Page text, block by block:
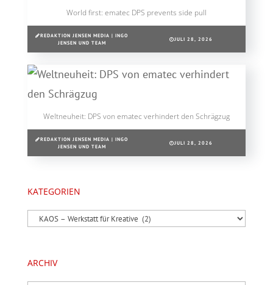
World first: ematec DPS prevents side pull
REDAKTION JENSEN MEDIA | INGO
JENSEN UND TEAM
JULI 28, 2026
Weltneuheit: DPS von ematec verhindert den Schrägzug
REDAKTION JENSEN MEDIA | INGO
JENSEN UND TEAM
JULI 28, 2026
KATEGORIEN
Kategorien
ARCHIV